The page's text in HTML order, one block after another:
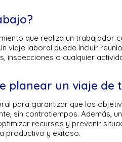
que realiza un trabajador
viaje laboral puede incluir
inspecciones o cualquier
planear un viaje de
para garantizar que los
sin contratiempos. Además,
recursos y prevenir
productivo y exitoso.